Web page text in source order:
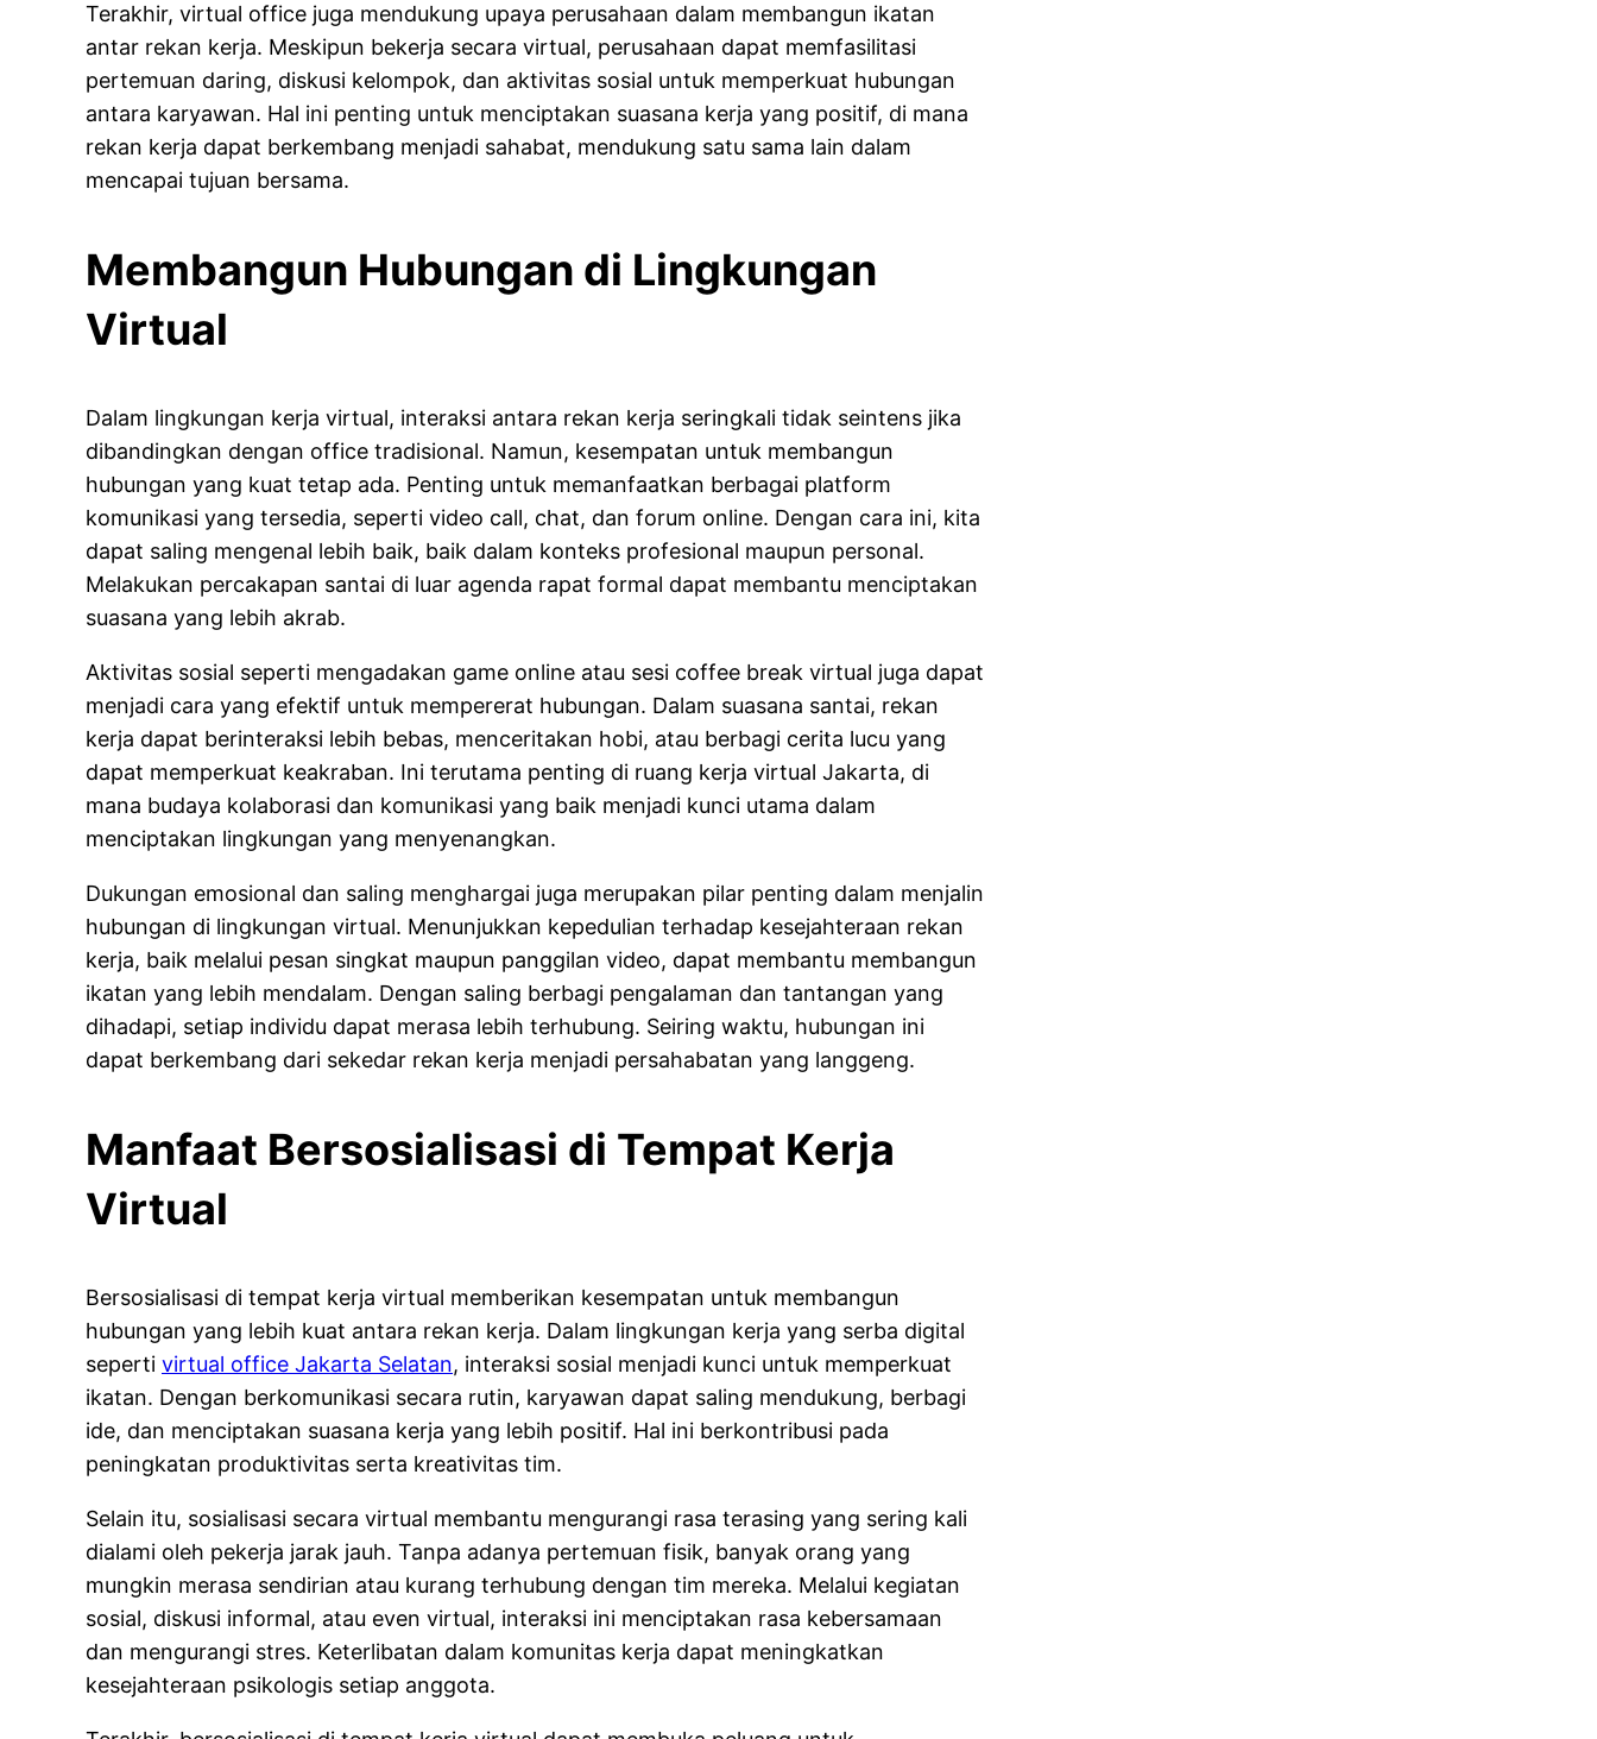
Terakhir, virtual office juga mendukung upaya perusahaan dalam membangun ikatan
antar rekan kerja. Meskipun bekerja secara virtual, perusahaan dapat memfasilitasi
pertemuan daring, diskusi kelompok, dan aktivitas sosial untuk memperkuat hubungan
antara karyawan. Hal ini penting untuk menciptakan suasana kerja yang positif, di mana
rekan kerja dapat berkembang menjadi sahabat, mendukung satu sama lain dalam
mencapai tujuan bersama.
Membangun Hubungan di Lingkungan
Virtual
Dalam lingkungan kerja virtual, interaksi antara rekan kerja seringkali tidak seintens jika
dibandingkan dengan office tradisional. Namun, kesempatan untuk membangun
hubungan yang kuat tetap ada. Penting untuk memanfaatkan berbagai platform
komunikasi yang tersedia, seperti video call, chat, dan forum online. Dengan cara ini, kita
dapat saling mengenal lebih baik, baik dalam konteks profesional maupun personal.
Melakukan percakapan santai di luar agenda rapat formal dapat membantu menciptakan
suasana yang lebih akrab.
Aktivitas sosial seperti mengadakan game online atau sesi coffee break virtual juga dapat
menjadi cara yang efektif untuk mempererat hubungan. Dalam suasana santai, rekan
kerja dapat berinteraksi lebih bebas, menceritakan hobi, atau berbagi cerita lucu yang
dapat memperkuat keakraban. Ini terutama penting di ruang kerja virtual Jakarta, di
mana budaya kolaborasi dan komunikasi yang baik menjadi kunci utama dalam
menciptakan lingkungan yang menyenangkan.
Dukungan emosional dan saling menghargai juga merupakan pilar penting dalam menjalin
hubungan di lingkungan virtual. Menunjukkan kepedulian terhadap kesejahteraan rekan
kerja, baik melalui pesan singkat maupun panggilan video, dapat membantu membangun
ikatan yang lebih mendalam. Dengan saling berbagi pengalaman dan tantangan yang
dihadapi, setiap individu dapat merasa lebih terhubung. Seiring waktu, hubungan ini
dapat berkembang dari sekedar rekan kerja menjadi persahabatan yang langgeng.
Manfaat Bersosialisasi di Tempat Kerja
Virtual
Bersosialisasi di tempat kerja virtual memberikan kesempatan untuk membangun
hubungan yang lebih kuat antara rekan kerja. Dalam lingkungan kerja yang serba digital
seperti virtual office Jakarta Selatan, interaksi sosial menjadi kunci untuk memperkuat
ikatan. Dengan berkomunikasi secara rutin, karyawan dapat saling mendukung, berbagi
ide, dan menciptakan suasana kerja yang lebih positif. Hal ini berkontribusi pada
peningkatan produktivitas serta kreativitas tim.
Selain itu, sosialisasi secara virtual membantu mengurangi rasa terasing yang sering kali
dialami oleh pekerja jarak jauh. Tanpa adanya pertemuan fisik, banyak orang yang
mungkin merasa sendirian atau kurang terhubung dengan tim mereka. Melalui kegiatan
sosial, diskusi informal, atau even virtual, interaksi ini menciptakan rasa kebersamaan
dan mengurangi stres. Keterlibatan dalam komunitas kerja dapat meningkatkan
kesejahteraan psikologis setiap anggota.